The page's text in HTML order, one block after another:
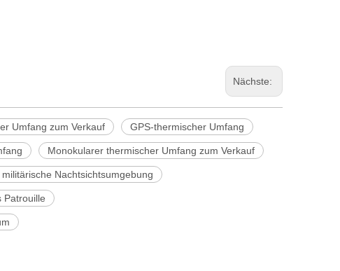
Nächste:
Umfang zum Verkauf GPS-thermischer Umfang
Monokularer thermischer Umfang zum Verkauf
Nachtsichtsumgebung
Patrouille